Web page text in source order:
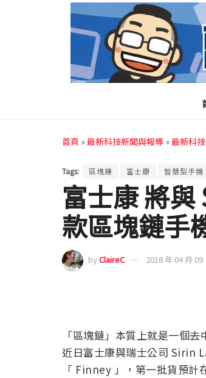
首頁 »最新科技新聞與報導 »最新科
Tags: 區塊鏈 富士康 智慧型手機
富士康 將
款區塊鏈手
byClaireC 2018 年 04 月 09
「區塊鏈」本質上就是一個
近日富士康與瑞士公司 Sirin
「 Finney 」，第一批貨預